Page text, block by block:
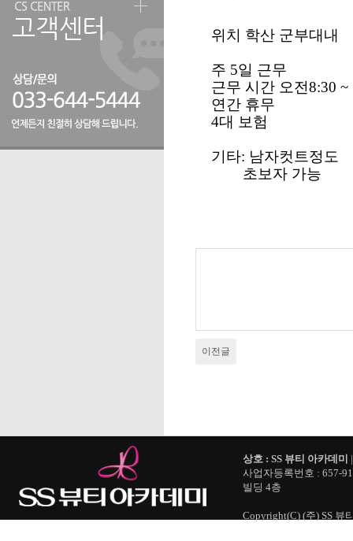
위치 학산 군부대내
주 5일 근무
근무 시간 오전8:30 ~
연간 휴무
4대 보험
기타: 남자컷트정도
초보자 가능
이전글
상호 : SS 뷰티 아카데미
사업자등록번호 : 657-
빌딩 4층
Copyright(C) (주) SS 뷰